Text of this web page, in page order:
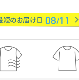
短のお届け日 08/11